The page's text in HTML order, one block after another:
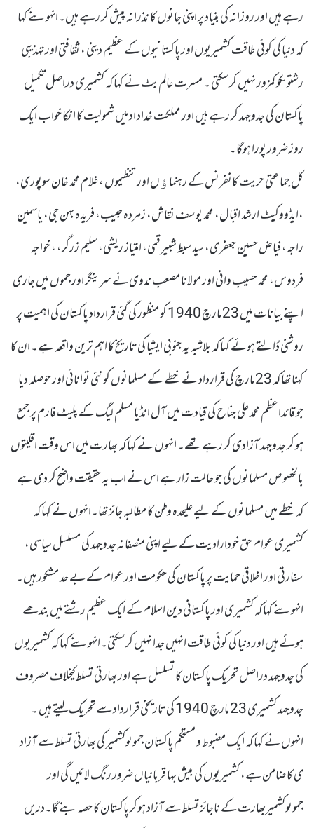
رہے ہیں اور روزانہ کی بنیاد پر اپنی جانوں کا نذرانہ پیش کر رہے ہیں۔انہوںنے کہا
کہ دنیا کی کوئی طاقت کشمیریوں اور پاکستانیوں کے عظیم دینی ، ثقافتی اور تہذیبی
رشتوںکو کمزور نہیں کرسکتی ۔ مسرت عالم بٹ نے کہا کہ کشمیری دراصل تکمیل
پاکستان کی جدوجہد کر رہے ہیں اور مملکت خداد اد میں شمولیت کا انکا خواب ایک
روز ضرور پورا ہوگا۔
کل جماعتی حریت کانفرنس کے رہنماﺅں اور تنظیموں ، غلام محمد خان سوپوری،
،ایڈووکیٹ ارشد اقبال، محمد یوسف نقاش، زمردہ حبیب، فریدہ بہن جی، یاسمین
راجہ، فیاض حسین جعفری، سید سبط شبیر قمی، امتیاز ریشی، سلیم زرگر، ، خواجہ
فردوس، محمد حسیب وانی اور مولانا مصعب ندوی نے سرینگر اور جموں میں جاری
اپنے بیانات میں 23 مارچ 1940 کو منظور کی گئی قرارداد پاکستان کی اہمیت پر
روشنی ڈالتے ہوئے کہا کہ بلاشبہ یہ جنوبی ایشیا کی تاریخ کا اہم ترین واقعہ ہے۔ ان کا
کہنا تھا کہ 23 مارچ کی قرارداد نے خطے کے مسلمانوں کو نئی توانائی اور حوصلہ دیا
جو قائداعظم محمد علی جناح کی قیادت میں آل انڈیا مسلم لیگ کے پلیٹ فارم پر جمع
ہو کر جدوجہد آزادی کر رہے تھے۔ انہوں نے کہا کہ بھارت میں اس وقت اقلیتوں
بالخصوص مسلمانوں کی جو حالت زار ہے اس نے اب یہ حقیقت واضح کر دی ہے
کہ خطے میں مسلمانوں کے لیے علیحدہ وطن کا مطالبہ جائز تھا۔انہوں نے کہا کہ
کشمیری عوام حق خودارادیت کے لیے اپنی منصفانہ جدوجہد کی مسلسل سیاسی،
سفارتی اور اخلاقی حمایت پر پاکستان کی حکومت اور عوام کے بے حد مشکور ہیں۔
انہوںنے کہا کہ کشمیری اور پاکستانی دین اسلام کے ایک عظیم رشتے میں بندھے
ہوئے ہیں اور دنیا کی کوئی طاقت انہیں جدا نہیں کرسکتی۔انہوںنے کہا کہ کشمیریوں
کی جدوجہد دراصل تحریک پاکستان کا تسلسل ہے اور بھارتی تسلط کیخلاف مصروف
جدوجہد کشمیری 23 مارچ 1940 کی تاریخی قرارداد سے تحریک لیتے ہیں ۔
انہوں نے کہا کہ ایک مضبوط و مستحکم پاکستان جموںوکشمیر کی بھارتی تسلط سے آزاد
ی کا ضامن ہے، کشمیریوں کی بیش بہا قربانیاں ضرور رنگ لائیں گی اور
جموںوکشمیربھارت کے ناجائز تسلط سے آزاد ہوکر پاکستان کا حصہ بنے گا۔دریں